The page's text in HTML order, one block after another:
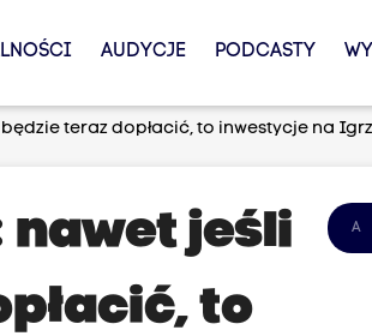
AUDYCJE PODCASTY
teraz dopłacić, to inwestycje na
A
nawet jeśli
to